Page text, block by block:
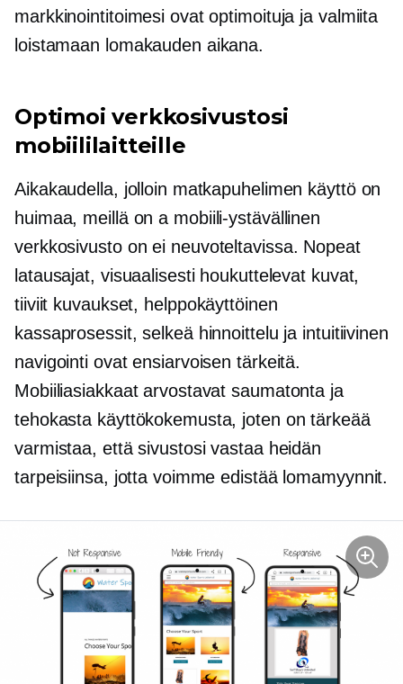
markkinointitoimesi ovat optimoituja ja valmiita
loistamaan lomakauden aikana.
Optimoi verkkosivustosi
mobiililaitteille
Aikakaudella, jolloin matkapuhelimen käyttö on
huimaa, meillä on a mobiili-ystävällinen
verkkosivusto onei neuvoteltavissa. Nopeat
latausajat, visuaalisesti houkuttelevat kuvat,
tiiviit kuvaukset, helppokäyttöinen
kassaprosessit, selkeä hinnoittelu ja intuitiivinen
navigointi ovat ensiarvoisen tärkeitä.
Mobiiliasiakkaat arvostavat saumatonta ja
tehokasta käyttökokemusta, joten on tärkeää
varmistaa, että sivustosi vastaa heidän
tarpeisiinsa, jotta voimme edistää lomamyynnit.